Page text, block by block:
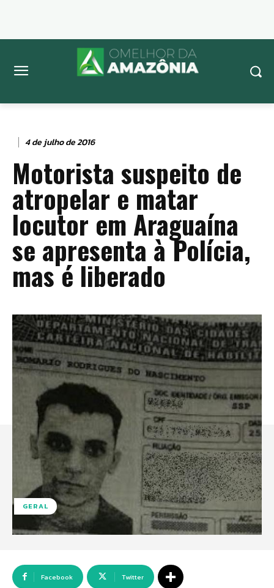
4 de julho de 2016
Motorista suspeito de
atropelar e matar
locutor em Araguaína
se apresenta à Polícia,
mas é liberado
GERAL
Facebook Twitter